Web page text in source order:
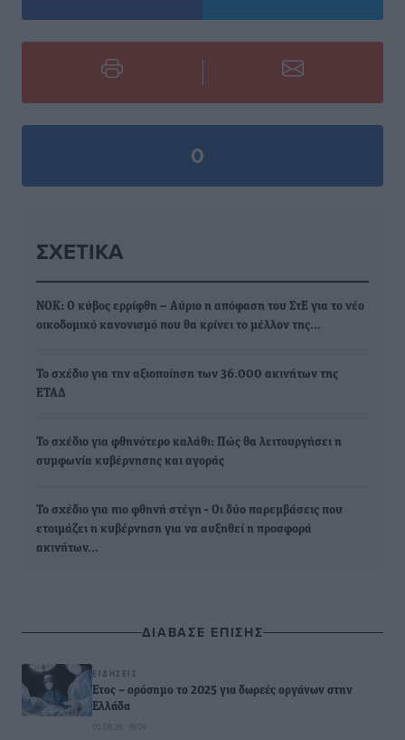
0
ΣΧΕΤΙΚΆ
ΝΟΚ: Ο κύβος ερρίφθη – Αύριο η απόφαση του ΣτΕ για το νέο
οικοδομικό κανονισμό που θα κρίνει το μέλλον της…
Το σχέδιο για την αξιοποίηση των 36.000 ακινήτων της
ΕΤΑΔ
Το σχέδιο για φθηνότερο καλάθι: Πώς θα λειτουργήσει η
συμφωνία κυβέρνησης και αγοράς
Το σχέδιο για πιο φθηνή στέγη - Οι δύο παρεμβάσεις που
ετοιμάζει η κυβέρνηση για να αυξηθεί η προσφορά
ακινήτων…
ΔΙΑΒΑΣΕ ΕΠΙΣΗΣ
ΕΙΔΉΣΕΙΣ
Έτος – ορόσημο το 2025 για δωρεές οργάνων στην
Ελλάδα
05.08.26 · 19:04